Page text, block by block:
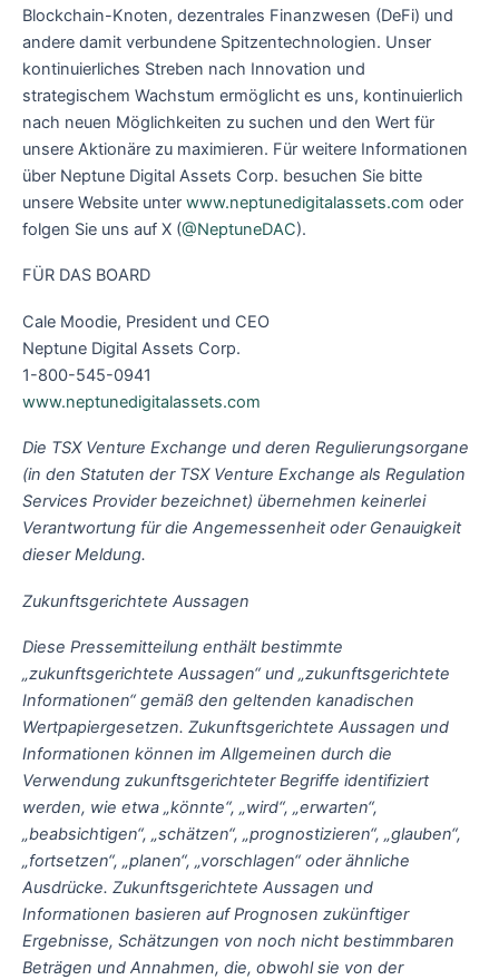
Blockchain-Knoten, dezentrales Finanzwesen (DeFi) und
andere damit verbundene Spitzentechnologien. Unser
kontinuierliches Streben nach Innovation und
strategischem Wachstum ermöglicht es uns, kontinuierlich
nach neuen Möglichkeiten zu suchen und den Wert für
unsere Aktionäre zu maximieren. Für weitere Informationen
über Neptune Digital Assets Corp. besuchen Sie bitte
unsere Website unter www.neptunedigitalassets.com oder
folgen Sie uns auf X (@NeptuneDAC).
FÜR DAS BOARD
Cale Moodie, President und CEO
Neptune Digital Assets Corp.
1-800-545-0941
www.neptunedigitalassets.com
Die TSX Venture Exchange und deren Regulierungsorgane
(in den Statuten der TSX Venture Exchange als Regulation
Services Provider bezeichnet) übernehmen keinerlei
Verantwortung für die Angemessenheit oder Genauigkeit
dieser Meldung.
Zukunftsgerichtete Aussagen
Diese Pressemitteilung enthält bestimmte
„zukunftsgerichtete Aussagen“ und „zukunftsgerichtete
Informationen“ gemäß den geltenden kanadischen
Wertpapiergesetzen. Zukunftsgerichtete Aussagen und
Informationen können im Allgemeinen durch die
Verwendung zukunftsgerichteter Begriffe identifiziert
werden, wie etwa „könnte“, „wird“, „erwarten“,
„beabsichtigen“, „schätzen“, „prognostizieren“, „glauben“,
„fortsetzen“, „planen“, „vorschlagen“ oder ähnliche
Ausdrücke. Zukunftsgerichtete Aussagen und
Informationen basieren auf Prognosen zukünftiger
Ergebnisse, Schätzungen von noch nicht bestimmbaren
Beträgen und Annahmen, die, obwohl sie von der